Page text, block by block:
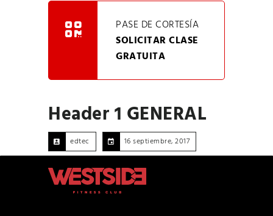
PASE DE CORTESÍA
SOLICITAR CLASE
GRATUITA
Header 1 GENERAL
edtec 16 septiembre, 2017
0 407 Views